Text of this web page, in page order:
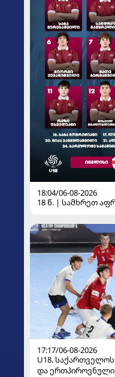
18:04/06-08-2026
18 წ. | სამხრეთ
17:17/06-08-2026
U18.
და